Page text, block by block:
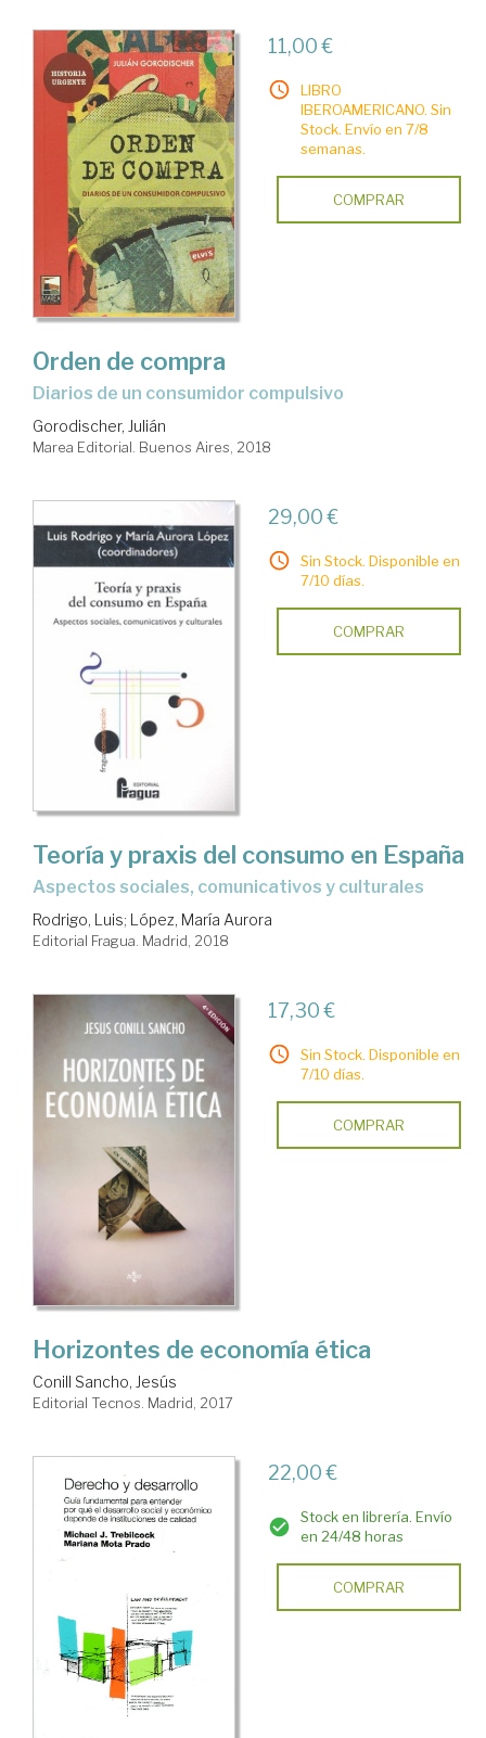
11,00 €
LIBRO
IBEROAMERICANO. Sin
Stock. Envío en 7/8
semanas.
COMPRAR
Orden de compra
diarios de un consumidor compulsivo
Gorodischer, Julián
Marea Editorial. Buenos Aires, 2018
29,00 €
Sin Stock. Disponible en
7/10 días.
COMPRAR
Teoría y praxis del consumo en España
aspectos sociales, comunicativos y culturales
Rodrigo, Luis; López, María Aurora
Editorial Fragua. Madrid, 2018
17,30 €
Sin Stock. Disponible en
7/10 días.
COMPRAR
Horizontes de economía ética
Conill Sancho, Jesús
Editorial Tecnos. Madrid, 2017
22,00 €
Stock en librería. Envío
en 24/48 horas
COMPRAR